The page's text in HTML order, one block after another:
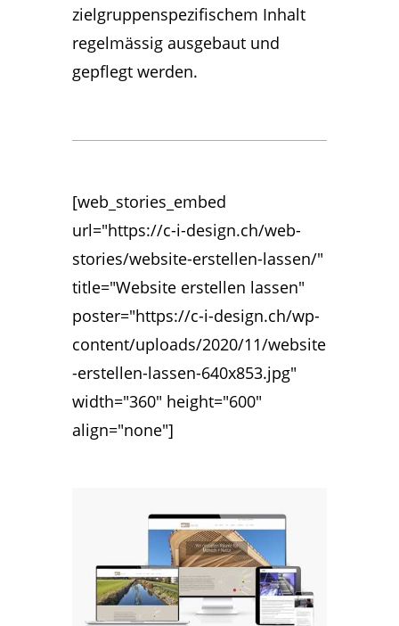
zielgruppenspezifischem Inhalt
regelmässig ausgebaut und
gepflegt werden.
[web_stories_embed
url="https://c-i-design.ch/web-
stories/website-erstellen-lassen/"
title="Website erstellen lassen"
poster="https://c-i-design.ch/wp-
content/uploads/2020/11/website
-erstellen-lassen-640x853.jpg"
width="360" height="600"
align="none"]